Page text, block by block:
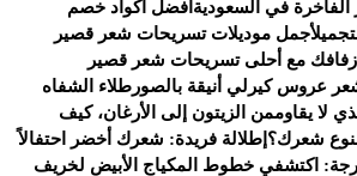
في السعودية أفضل أكواد خصم
أجمل موديلات تسريحات شعر قصير
مع أحلى تسريحات شعر قصير
طلاء الشفاه
لا يقاوممن الزيتون إلى الأرغان، كيف
شعرك؟ إطلالة فريدة: شعرك أخضر احتفالاً
اكتشفي خطوط المكياج الأبيض لخريف